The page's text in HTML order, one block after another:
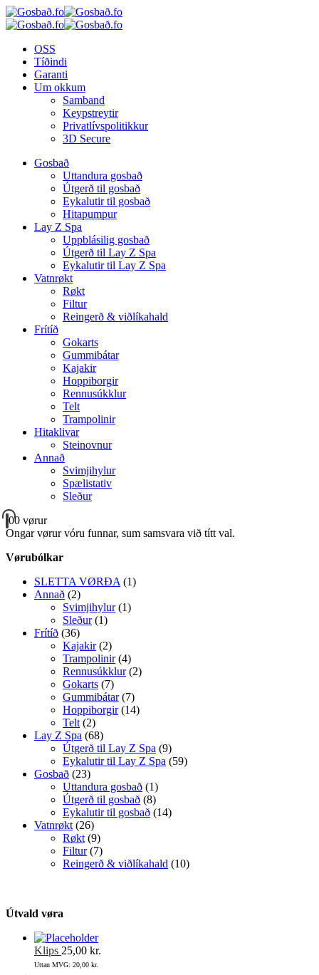
OSS
Tíðindi
Garanti
Um okkum
Samband
Keypstreytir
Privatlívspolitikkur
3D Secure
Gosbað
Uttandura gosbað
Útgerð til gosbað
Eykalutir til gosbað
Hitapumpur
Lay Z Spa
Uppblásilig gosbað
Útgerð til Lay Z Spa
Eykalutir til Lay Z Spa
Vatnrøkt
Røkt
Filtur
Reingerð & viðlíkahald
Frítíð
Gokarts
Gummibátar
Kajakir
Hoppiborgir
Rennusúkklur
Telt
Trampolinir
Hitaklivar
Steinovnur
Annað
Svimjihylur
Spælistativ
Sleður
00 vørur
Ongar vørur vóru funnar, sum samsvara við títt val.
Vørubólkar
SLETTA VØRÐA (1)
Annað (2)
Svimjihylur (1)
Sleður (1)
Frítíð (36)
Kajakir (2)
Trampolinir (4)
Rennusúkklur (2)
Gokarts (7)
Gummibátar (7)
Hoppiborgir (14)
Telt (2)
Lay Z Spa (68)
Útgerð til Lay Z Spa (9)
Eykalutir til Lay Z Spa (59)
Gosbað (23)
Uttandura gosbað (1)
Útgerð til gosbað (8)
Eykalutir til gosbað (14)
Vatnrøkt (26)
Røkt (9)
Filtur (7)
Reingerð & viðlíkahald (10)
Útvald vøra
Klips 25,00 kr.
Uttan MVG: 20,00 kr.